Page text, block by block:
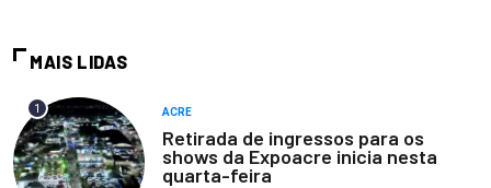
MAIS LIDAS
1 ACRE
Retirada de ingressos para os
shows da Expoacre inicia nesta
quarta-feira